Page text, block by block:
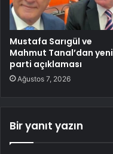
Mustafa Sarıgül ve
Mahmut Tanal’dan yeni
parti açıklaması
Ağustos 7, 2026
Bir yanıt yazın